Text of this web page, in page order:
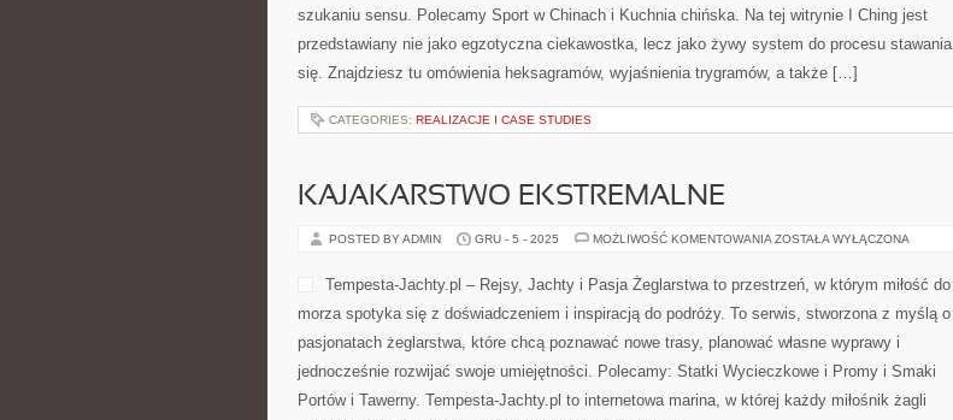
szukaniu sensu. Polecamy Sport w Chinach i Kuchnia chińska. Na tej witrynie I Ching jest
przedstawiany nie jako egzotyczna ciekawostka, lecz jako żywy system do procesu stawania
się. Znajdziesz tu omówienia heksagramów, wyjaśnienia trygramów, a także […]
CATEGORIES: REALIZACJE I CASE STUDIES
KAJAKARSTWO EKSTREMALNE
POSTED BY ADMIN GRU - 5 - 2025 MOŻLIWOŚĆ KOMENTOWANIA KAJAKARSTWO
ZOSTAŁA WYŁĄCZONA
Tempesta-Jachty.pl – Rejsy, Jachty i Pasja Żeglarstwa to przestrzeń, w którym miłość do
morza spotyka się z doświadczeniem i inspiracją do podróży. To serwis, stworzona z myślą o
pasjonatach żeglarstwa, które chcą poznawać nowe trasy, planować własne wyprawy i
jednocześnie rozwijać swoje umiejętności. Polecamy: Statki Wycieczkowe i Promy i Smaki
Portów i Tawerny. Tempesta-Jachty.pl to internetowa marina, w której każdy miłośnik żagli